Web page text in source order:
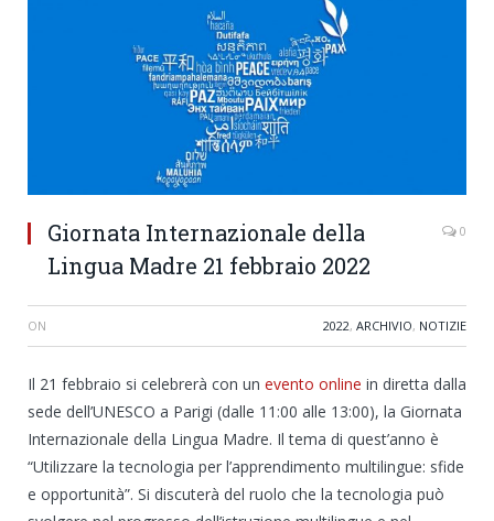
Giornata Internazionale della
Lingua Madre 21 febbraio 2022
0
ON 2022, ARCHIVIO, NOTIZIE
Il 21 febbraio si celebrerà con un evento online in diretta dalla
sede dell’UNESCO a Parigi (dalle 11:00 alle 13:00), la Giornata
Internazionale della Lingua Madre. Il tema di quest’anno è
“Utilizzare la tecnologia per l’apprendimento multilingue: sfide
e opportunità”. Si discuterà del ruolo che la tecnologia può